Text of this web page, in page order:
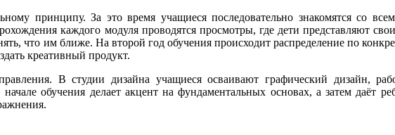
принципу. За это время учащиеся последовательно знакомятся со
каждого модуля проводятся просмотры, где дети представляют
что им ближе. На второй год обучения происходит распределение по
креативный продукт.
В студии дизайна учащиеся осваивают графический дизайн,
начале обучения делает акцент на фундаментальных основах, а затем даёт